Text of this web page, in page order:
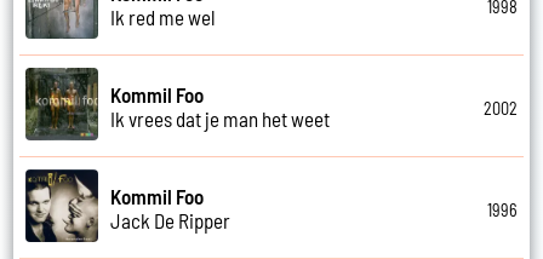
Ik red me wel
1998
Kommil Foo
Ik vrees dat je man het weet
2002
Kommil Foo
Jack De Ripper
1996